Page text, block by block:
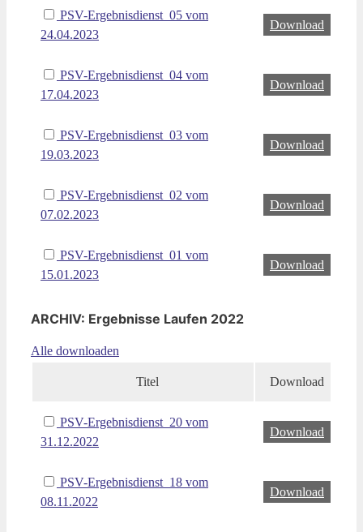
PSV-Ergebnisdienst_05 vom
24.04.2023
Download
PSV-Ergebnisdienst_04 vom
17.04.2023
Download
PSV-Ergebnisdienst_03 vom
19.03.2023
Download
PSV-Ergebnisdienst_02 vom
07.02.2023
Download
PSV-Ergebnisdienst_01 vom
15.01.2023
Download
ARCHIV: Ergebnisse Laufen 2022
Alle downloaden
Titel Download
PSV-Ergebnisdienst_20 vom
31.12.2022
Download
PSV-Ergebnisdienst_18 vom
08.11.2022
Download